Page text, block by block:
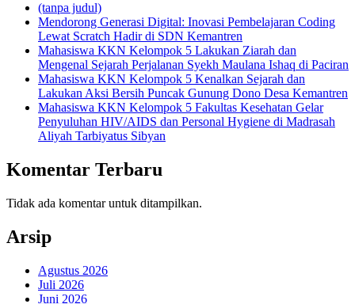
(tanpa judul)
Mendorong Generasi Digital: Inovasi Pembelajaran Coding
Lewat Scratch Hadir di SDN Kemantren
Mahasiswa KKN Kelompok 5 Lakukan Ziarah dan
Mengenal Sejarah Perjalanan Syekh Maulana Ishaq di Paciran
Mahasiswa KKN Kelompok 5 Kenalkan Sejarah dan
Lakukan Aksi Bersih Puncak Gunung Dono Desa Kemantren
Mahasiswa KKN Kelompok 5 Fakultas Kesehatan Gelar
Penyuluhan HIV/AIDS dan Personal Hygiene di Madrasah
Aliyah Tarbiyatus Sibyan
Komentar Terbaru
Tidak ada komentar untuk ditampilkan.
Arsip
Agustus 2026
Juli 2026
Juni 2026